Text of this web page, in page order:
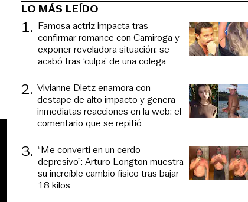
LO MÁS LEÍDO
1. Famosa actriz impacta tras
confirmar romance con Camiroga y
exponer reveladora situación: se
acabó tras ‘culpa’ de una colega
2. Vivianne Dietz enamora con
destape de alto impacto y genera
inmediatas reacciones en la web: el
comentario que se repitió
3. “Me convertí en un cerdo
depresivo”: Arturo Longton muestra
su increíble cambio físico tras bajar
18 kilos